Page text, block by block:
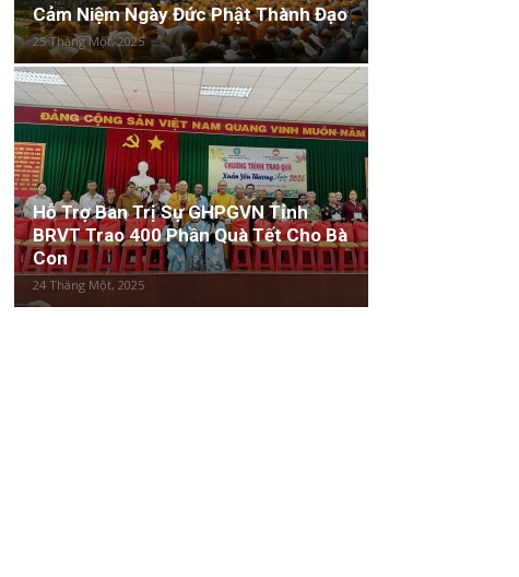
Cảm Niệm Ngày Đức Phật Thành Đạo
25 Tháng Một, 2025
Hỗ Trợ Ban Trị Sự GHPGVN Tỉnh
BRVT Trao 400 Phần Quà Tết Cho Bà
Con
24 Tháng Một, 2025